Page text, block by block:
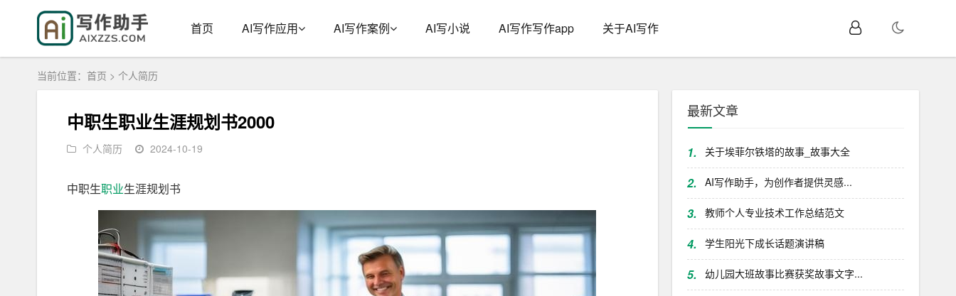
首页 AI写作应用 AI写作案例 AI写小说 AI写作写作app 关于AI写作
当前位置： 首页 > 个人简历
中职生职业生涯规划书2000
个人简历 2024-10-19
中职生职业生涯规划书
最新文章
1. 关于埃菲尔铁塔的故事_故事大全
2. AI写作助手，为创作者提供灵感...
3. 教师个人专业技术工作总结范文
4. 学生阳光下成长话题演讲稿
5. 幼儿园大班故事比赛获奖故事文字...